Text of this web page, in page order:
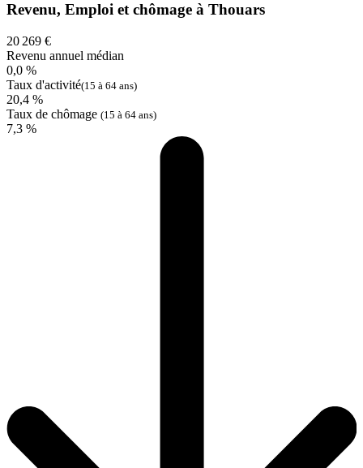
Revenu, Emploi et chômage à Thouars
20 269 €
Revenu annuel médian
0,0 %
Taux d'activité(15 à 64 ans)
20,4 %
Taux de chômage (15 à 64 ans)
7,3 %